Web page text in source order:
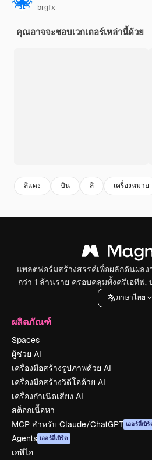
brgfx
คุณอาจจะชอบเวกเตอร์เหล่านี้ด้วย
สีแดง บิน สี เครื่องหมาย
แพลตฟอร์มสร้างสรรค์เพื่อผลักดันผล
กว่า 1 ล้านราย ครอบคลุมทั้งครีเอทีฟ,
ภาษาไทย
ผลิตภัณฑ์
Spaces
ผู้ช่วย AI
เครื่องมือสร้างรูปภาพด้วย AI
เครื่องมือสร้างวิดีโอด้วย AI
เครื่องกำเนิดเสียง AI
สต็อกเนื้อหา
MCP สำหรับ Claude/ChatGPT เออร์ลี่เบิร์
Agents เออร์ลี่เบิร์ด
เอพีไอ